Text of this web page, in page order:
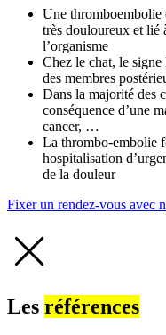
Une thromboembolie
très douloureux et lié
l’organisme
Chez le chat, le
des membres
Dans la majorité des
conséquence d’une
cancer, …
La thrombo-embolie
hospitalisation
de la douleur
Fixer un rendez-vous avec
Les références